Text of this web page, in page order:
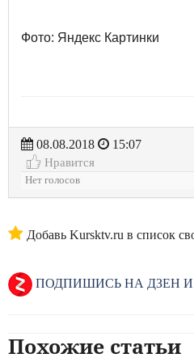
Фото: Яндекс Картинки
08.08.2018
15:07
Нравится
Нет голосов
Добавь Kursktv.ru в список
ПОДПИШИСЬ НА ДЗЕН
Похожие статьи